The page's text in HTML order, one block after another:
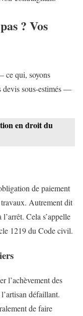
? Vos
ce qui, soyons
devis sous-estimés —
en droit du
de paiement
Autrement dit
Cela s’appelle
1219 du Code civil.
l’achèvement des
défaillant.
de faire